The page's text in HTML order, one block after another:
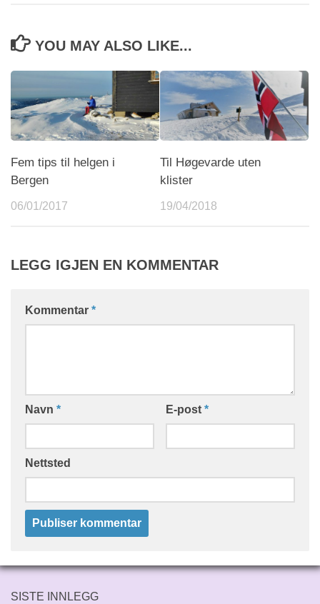
YOU MAY ALSO LIKE...
Fem tips til helgen i
Bergen
06/01/2017
Til Høgevarde uten
klister
19/04/2018
LEGG IGJEN EN KOMMENTAR
Kommentar *
Navn * E-post *
Nettsted
SISTE INNLEGG